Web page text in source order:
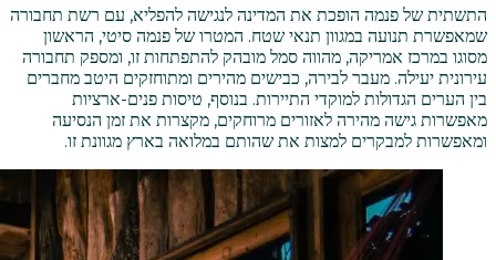
התשתית של פנמה הופכת את המדינה לנגישה להפליא, עם רשת תחבורה
שמאפשרת תנועה במגוון תנאי שטח. המטרו של פנמה סיטי, הראשון
מסוגו במרכז אמריקה, מהווה סמל מובהק להתפתחות זו, ומספק תחבורה
עירונית יעילה. מעבר לבירה, כבישים מהירים ומתוחזקים היטב מחברים
בין הערים הגדולות למוקדי התיירות. בנוסף, טיסות פנים-ארציות
מאפשרות גישה מהירה לאזורים מרוחקים, מקצרות את זמן הנסיעה
ומאפשרות למבקרים למצות את שהותם במלואה בארץ מגוונת זו.